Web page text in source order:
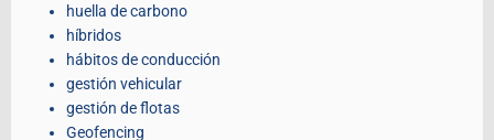
huella de carbono
híbridos
hábitos de conducción
gestión vehicular
gestión de flotas
Geofencing